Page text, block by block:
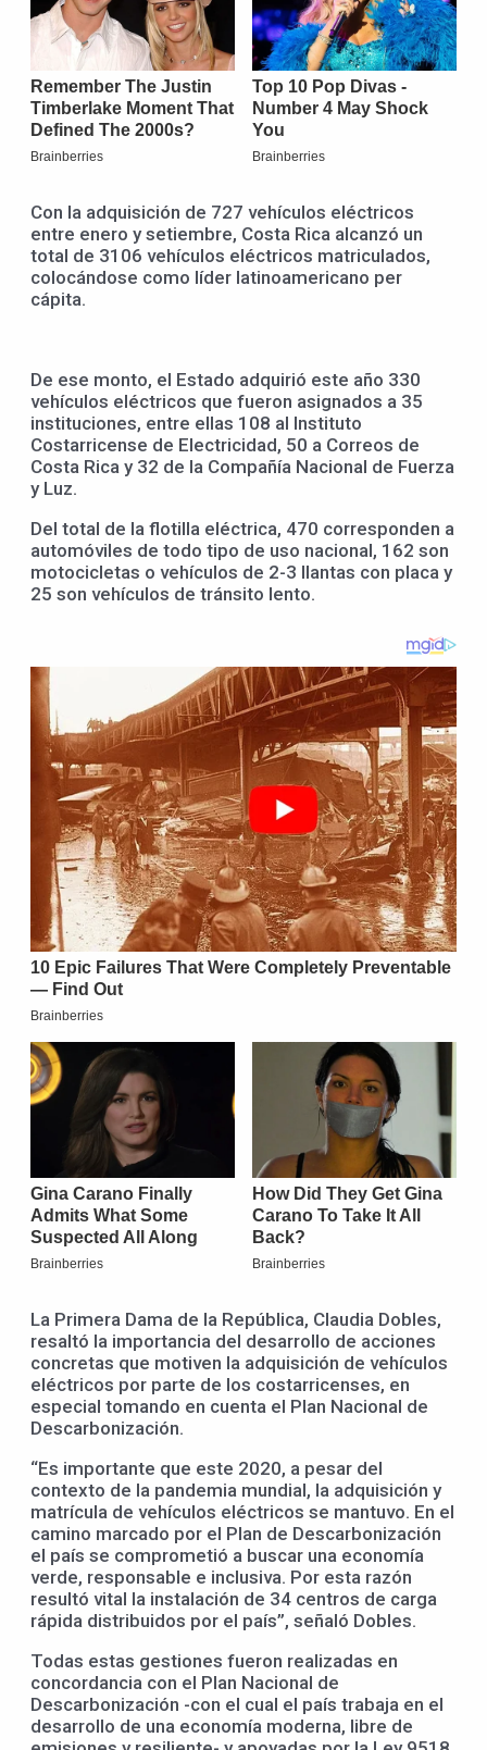
Con la adquisición de 727 vehículos eléctricos
entre enero y setiembre, Costa Rica alcanzó un
total de 3106 vehículos eléctricos matriculados,
colocándose como líder latinoamericano per
cápita.
De ese monto, el Estado adquirió este año 330
vehículos eléctricos que fueron asignados a 35
instituciones, entre ellas 108 al Instituto
Costarricense de Electricidad, 50 a Correos de
Costa Rica y 32 de la Compañía Nacional de Fuerza
y Luz.
Del total de la flotilla eléctrica, 470 corresponden a
automóviles de todo tipo de uso nacional, 162 son
motocicletas o vehículos de 2-3 llantas con placa y
25 son vehículos de tránsito lento.
La Primera Dama de la República, Claudia Dobles,
resaltó la importancia del desarrollo de acciones
concretas que motiven la adquisición de vehículos
eléctricos por parte de los costarricenses, en
especial tomando en cuenta el Plan Nacional de
Descarbonización.
“Es importante que este 2020, a pesar del
contexto de la pandemia mundial, la adquisición y
matrícula de vehículos eléctricos se mantuvo. En el
camino marcado por el Plan de Descarbonización
el país se comprometió a buscar una economía
verde, responsable e inclusiva. Por esta razón
resultó vital la instalación de 34 centros de carga
rápida distribuidos por el país”, señaló Dobles.
Todas estas gestiones fueron realizadas en
concordancia con el Plan Nacional de
Descarbonización -con el cual el país trabaja en el
desarrollo de una economía moderna, libre de